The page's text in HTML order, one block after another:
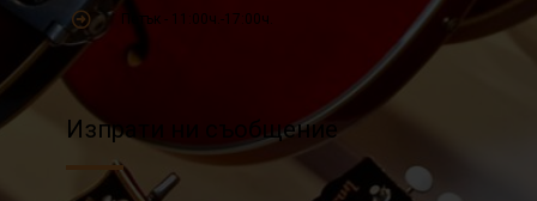
Петък - 11:00ч.-17:00ч.
Изпрати ни съобщение